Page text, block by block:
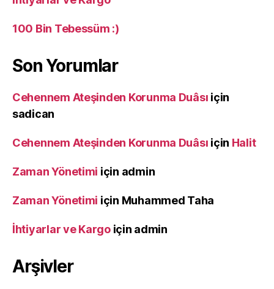
100 Bin Tebessüm :)
Son Yorumlar
Cehennem Ateşinden Korunma Duâsı için
sadican
Cehennem Ateşinden Korunma Duâsı için Halit
Zaman Yönetimi için admin
Zaman Yönetimi için Muhammed Taha
İhtiyarlar ve Kargoiçin admin
Arşivler